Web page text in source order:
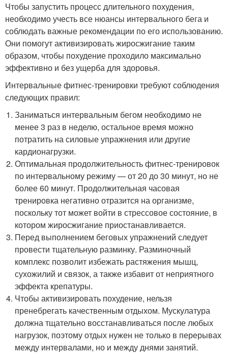
Чтобы запустить процесс длительного похудения,
необходимо учесть все нюансы интервального бега и
соблюдать важные рекомендации по его использованию.
Они помогут активизировать жиросжигание таким
образом, чтобы похудение проходило максимально
эффективно и без ущерба для здоровья.
Интервальные фитнес-тренировки требуют соблюдения
следующих правил:
Заниматься интервальным бегом необходимо не
менее 3 раз в неделю, остальное время можно
потратить на силовые упражнения или другие
кардионагрузки.
Оптимальная продолжительность фитнес-тренировок
по интервальному режиму — от 20 до 30 минут, но не
более 60 минут. Продолжительная часовая
тренировка негативно отразится на организме,
поскольку тот может войти в стрессовое состояние, в
котором жиросжигание приостанавливается.
Перед выполнением беговых упражнений следует
провести тщательную разминку. Разминочный
комплекс позволит избежать растяжения мышц,
сухожилий и связок, а также избавит от неприятного
эффекта крепатуры.
Чтобы активизировать похудение, нельзя
пренебрегать качественным отдыхом. Мускулатура
должна тщательно восстанавливаться после любых
нагрузок, поэтому отдых нужен не только в перерывах
между интервалами, но и между днями занятий.